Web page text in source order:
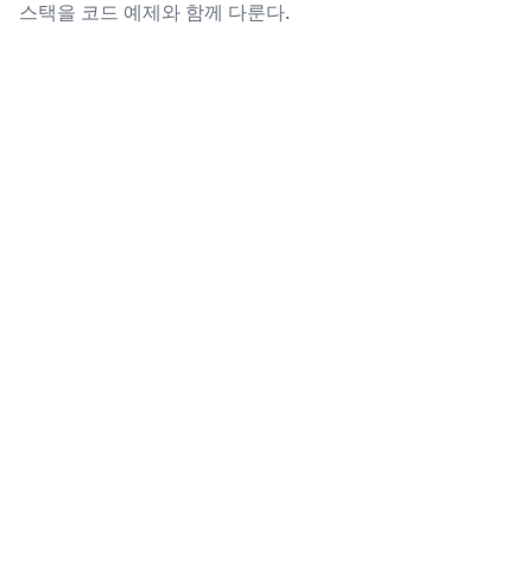
스택을 코드 예제와 함께 다룬다.